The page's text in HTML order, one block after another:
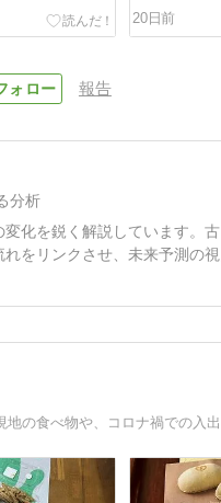
20日前
報告
分析
化を鋭く解説しています。
をリンクさせ、未来予測の